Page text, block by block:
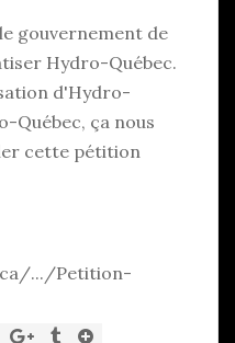
gouvernement de
Hydro-Québec.
d'Hydro-
Québec, ça nous
cette pétition
.../Petition-